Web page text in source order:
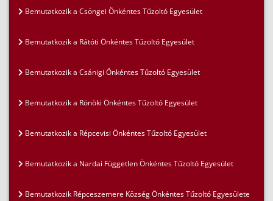
Bemutatkozik a Csöngei Önkéntes Tűzoltó Egyesület
Bemutatkozik a Rátóti Önkéntes Tűzoltó Egyesület
Bemutatkozik a Csánigi Önkéntes Tűzoltó Egyesület
Bemutatkozik a Rönöki Önkéntes Tűzoltó Egyesület
Bemutatkozik a Répcevisi Önkéntes Tűzoltó Egyesület
Bemutatkozik a Nardai Független Önkéntes Tűzoltó Egyesület
Bemutatkozik Répceszemere Község Önkéntes Tűzoltó Egyesülete